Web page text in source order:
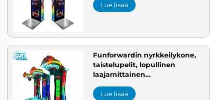
toimitettava
huvipuistojärjestelmä
Lue lisää
Funforwardin nyrkkeilykone,
taistelupelit, lopullinen
laajamittainen
hyväksytty kourukone USA:lle
Lue lisää